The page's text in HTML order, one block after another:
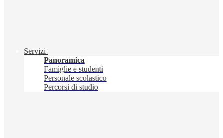
Servizi
Panoramica
Famiglie e studenti
Personale scolastico
Percorsi di studio